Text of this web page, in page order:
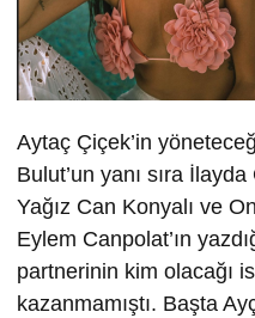
Aytaç Çiçek’in
Bulut’un yanı sıra
Yağız Can Konyalı ve
Eylem Canpolat’ın
partnerinin kim olacağı
kazanmamıştı. Başta